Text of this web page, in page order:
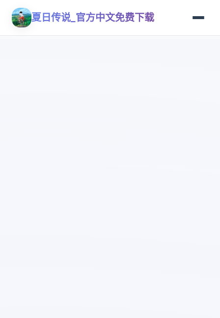
夏日传说_官方中文免费下载